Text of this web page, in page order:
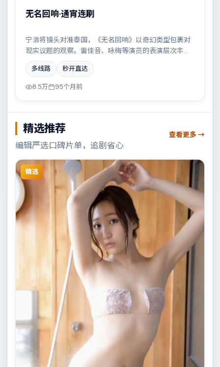
无名回响·通宵连刷
宁浩将镜头对准泰国，《无名回响》以奇幻类型包裹对
现实议题的观察。雷佳音、咏梅等演员的表演层次丰
富，两条时间线交错推进，真相直至最后一刻揭晓。全
片在类型元素与人文关怀之间取得平衡。
多线路 秒开直达
8.5万 95个月前
精选推荐
编辑严选口碑片单，追剧省心
查看更多 →
精选